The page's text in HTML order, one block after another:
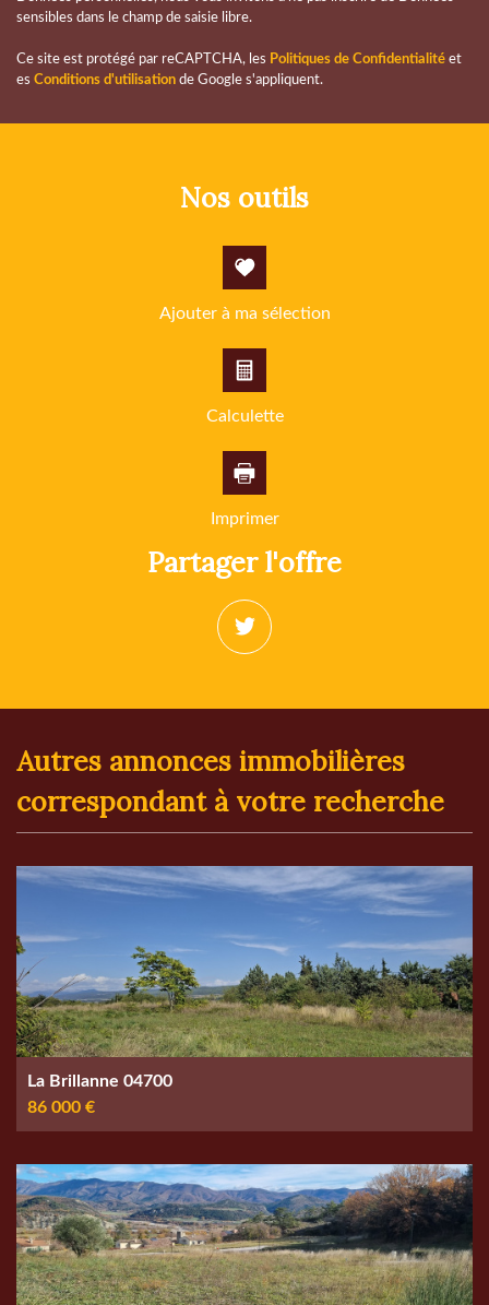
sensibles dans le champ de saisie libre.
Ce site est protégé par reCAPTCHA, les Politiques de Confidentialité et
es Conditions d'utilisation de Google s'appliquent.
nos outils
Ajouter à ma sélection
Calculette
Imprimer
partager l'offre
autres annonces immobilières
correspondant à votre recherche
La Brillanne 04700
86 000 €